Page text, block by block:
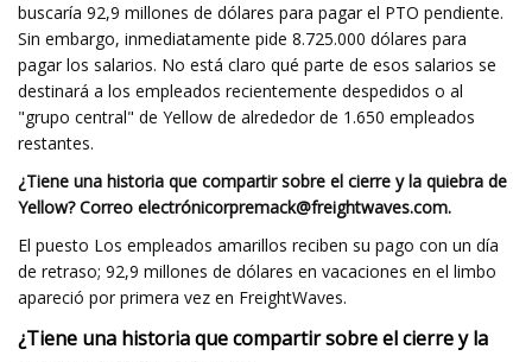
buscaría 92,9 millones de dólares para pagar el PTO pendiente.
Sin embargo, inmediatamente pide 8.725.000 dólares para
pagar los salarios. No está claro qué parte de esos salarios se
destinará a los empleados recientemente despedidos o al
"grupo central" de Yellow de alrededor de 1.650 empleados
restantes.
¿Tiene una historia que compartir sobre el cierre y la quiebra de
Yellow? Correo electrónicorpremack@freightwaves.com.
El puesto Los empleados amarillos reciben su pago con un día
de retraso; 92,9 millones de dólares en vacaciones en el limbo
apareció por primera vez en FreightWaves.
¿Tiene una historia que compartir sobre el cierre y la